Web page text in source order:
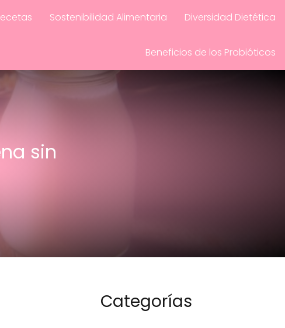
Sostenibilidad Alimentaria Diversidad Dietética
Beneficios de los Probióticos
sin
Categorías